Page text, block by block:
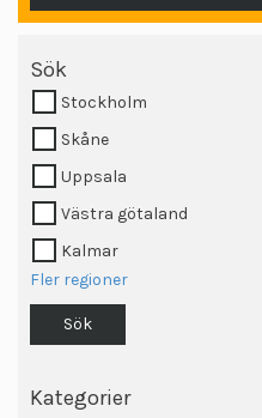
Sök
Stockholm
Skåne
Uppsala
Västra götaland
Kalmar
Fler regioner
Sök
Kategorier